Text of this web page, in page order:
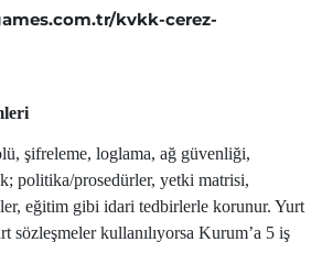
kvkk-cerez-
şifreleme, loglama, ağ güvenliği,
politika/prosedürler, yetki matrisi,
eğitim gibi idari tedbirlerle korunur. Yurt
sözleşmeler kullanılıyorsa Kurum’a 5 iş